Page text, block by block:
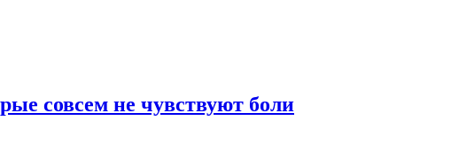
совсем не чувствуют боли